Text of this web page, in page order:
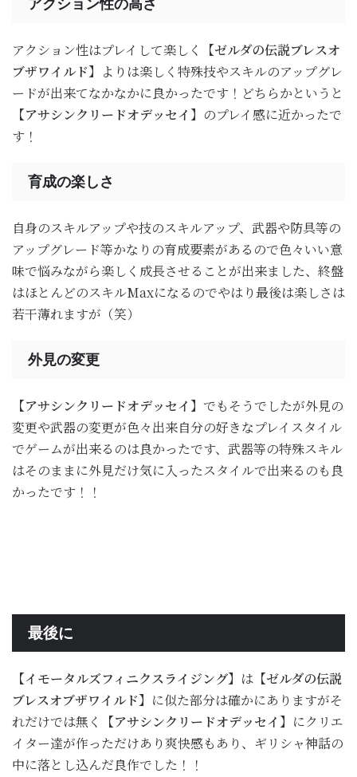
アクション性の高さ
アクション性はプレイして楽しく
【ゼルダの伝説ブレスオ
ブザワイルド】 よりは楽しく特殊技やスキルのアップグレ
ードが出来てなかなかに良かったです！どちらかというと
【アサシンクリードオデッセイ】 のプレイ感に近かったで
す！
育成の楽しさ
自身のスキルアップや技のスキルアップ、武器や防具等の
アップグレード等かなりの育成要素があるので色々いい意
味で悩みながら楽しく成長させることが出来ました、終盤
はほとんどのスキルMaxになるのでやはり最後は楽しさは
若干薄れますが（笑）
外見の変更
【アサシンクリードオデッセイ】 でもそうでしたが外見の
変更や武器の変更が色々出来自分の好きなプレイスタイル
でゲームが出来るのは良かったです、武器等の特殊スキル
はそのままに外見だけ気に入ったスタイルで出来るのも良
かったです！！
最後に
【イモータルズフィニクスライジング】 は 【ゼルダの伝説
ブレスオブザワイルド】 に似た部分は確かにありますがそ
れだけでは無く
【アサシンクリードオデッセイ】 にクリエ
イター達が作っただけあり爽快感もあり、ギリシャ神話の
中に落とし込んだ良作でした！！